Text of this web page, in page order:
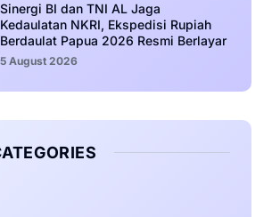
Sinergi BI dan TNI AL Jaga
Kedaulatan NKRI, Ekspedisi Rupiah
Berdaulat Papua 2026 Resmi Berlayar
5 August 2026